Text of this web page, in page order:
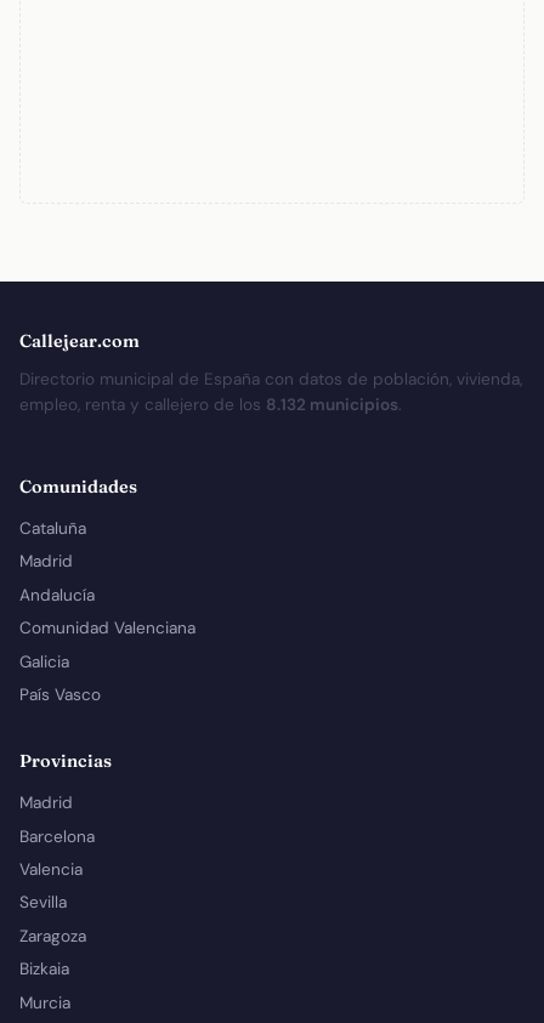
Callejear.com
Directorio municipal de España con datos de población, vivienda,
empleo, renta y callejero de los 8.132 municipios.
Comunidades
Cataluña
Madrid
Andalucía
Comunidad Valenciana
Galicia
País Vasco
Provincias
Madrid
Barcelona
Valencia
Sevilla
Zaragoza
Bizkaia
Murcia